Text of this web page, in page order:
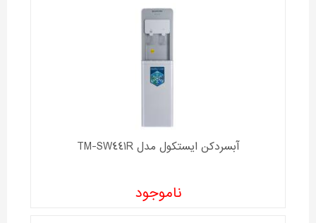
آبسردکن ايستکول مدل TM-SW441R
ناموجود